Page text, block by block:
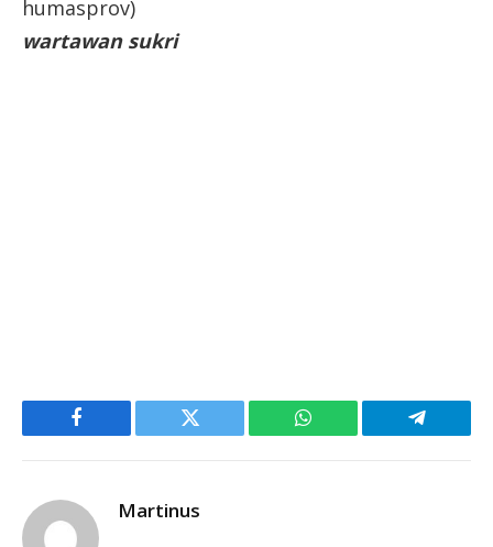
humasprov)
wartawan sukri
Facebook Twitter WhatsApp Telegram
Martinus